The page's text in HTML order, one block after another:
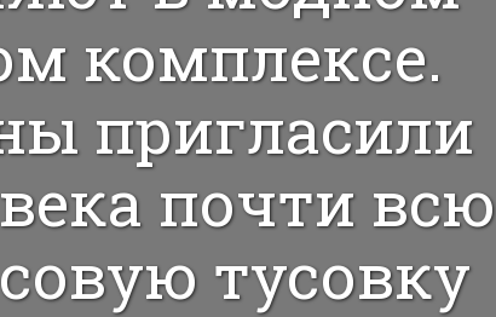
комплексе.
пригласили
почти всю
тусовку